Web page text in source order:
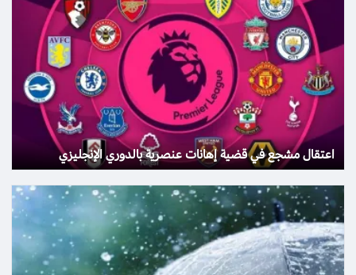
اعتقال مشجع في قضية إهانات عنصرية بالدوري الإنجليزي